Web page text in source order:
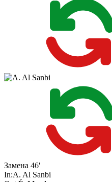
Замена 46'
In:A. Al Sanbi